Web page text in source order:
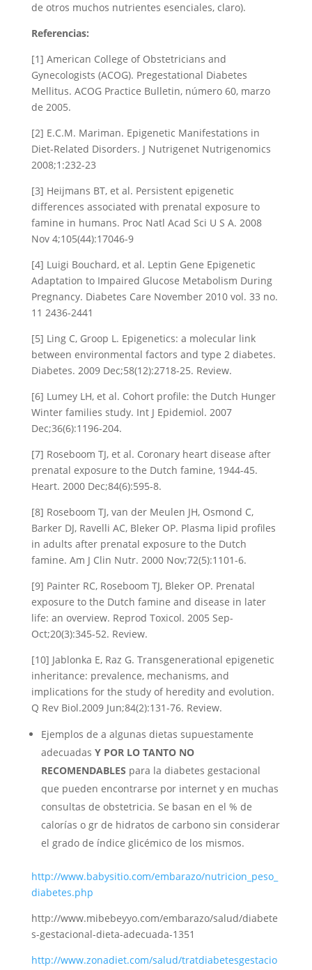
de otros muchos nutrientes esenciales, claro).
Referencias:
[1] American College of Obstetricians and
Gynecologists (ACOG). Pregestational Diabetes
Mellitus. ACOG Practice Bulletin, número 60, marzo
de 2005.
[2] E.C.M. Mariman. Epigenetic Manifestations in
Diet-Related Disorders. J Nutrigenet Nutrigenomics
2008;1:232-23
[3] Heijmans BT, et al. Persistent epigenetic
differences associated with prenatal exposure to
famine in humans. Proc Natl Acad Sci U S A. 2008
Nov 4;105(44):17046-9
[4] Luigi Bouchard, et al. Leptin Gene Epigenetic
Adaptation to Impaired Glucose Metabolism During
Pregnancy. Diabetes Care November 2010 vol. 33 no.
11 2436-2441
[5] Ling C, Groop L. Epigenetics: a molecular link
between environmental factors and type 2 diabetes.
Diabetes. 2009 Dec;58(12):2718-25. Review.
[6] Lumey LH, et al. Cohort profile: the Dutch Hunger
Winter families study. Int J Epidemiol. 2007
Dec;36(6):1196-204.
[7] Roseboom TJ, et al. Coronary heart disease after
prenatal exposure to the Dutch famine, 1944-45.
Heart. 2000 Dec;84(6):595-8.
[8] Roseboom TJ, van der Meulen JH, Osmond C,
Barker DJ, Ravelli AC, Bleker OP. Plasma lipid profiles
in adults after prenatal exposure to the Dutch
famine. Am J Clin Nutr. 2000 Nov;72(5):1101-6.
[9] Painter RC, Roseboom TJ, Bleker OP. Prenatal
exposure to the Dutch famine and disease in later
life: an overview. Reprod Toxicol. 2005 Sep-
Oct;20(3):345-52. Review.
[10] Jablonka E, Raz G. Transgenerational epigenetic
inheritance: prevalence, mechanisms, and
implications for the study of heredity and evolution.
Q Rev Biol.2009 Jun;84(2):131-76. Review.
Ejemplos de a algunas dietas supuestamente
adecuadas Y POR LO TANTO NO
RECOMENDABLES para la diabetes gestacional
que pueden encontrarse por internet y en muchas
consultas de obstetricia. Se basan en el % de
calorías o gr de hidratos de carbono sin considerar
el grado de índice glicémico de los mismos.
http://www.babysitio.com/embarazo/nutricion_peso_
diabetes.php
http://www.mibebeyyo.com/embarazo/salud/diabete
s-gestacional-dieta-adecuada-1351
http://www.zonadiet.com/salud/tratdiabetesgestacio